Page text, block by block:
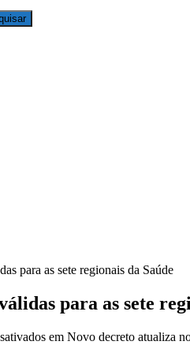
para as sete regionais da Saúde
para as sete
em Novo decreto atualiza